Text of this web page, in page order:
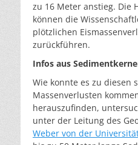
zu 16 Meter anstieg. Die
können die
plötzlichen
zurückführen.
Infos aus
Wie konnte es zu diesen
Massenverlusten
herauszufinden,
unter der Leitung des
Weber von der